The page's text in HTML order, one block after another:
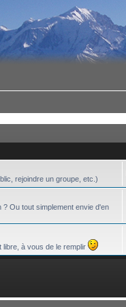
rejoindre un groupe, etc.)
Ou tout simplement envie d'en
à vous de le remplir